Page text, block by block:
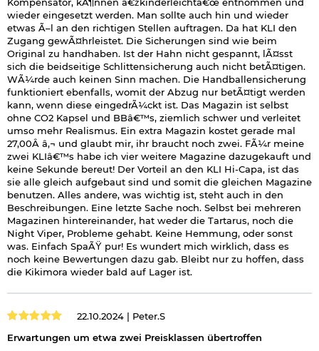
wieder eingesetzt werden. Man sollte auch hin und wieder
etwas Ã–l an den richtigen Stellen auftragen. Da hat KLI den
Zugang gewÃ¤hrleistet. Die Sicherungen sind wie beim
Original zu handhaben. Ist der Hahn nicht gespannt, lÃ¤sst
sich die beidseitige Schlittensicherung auch nicht betÃ¤tigen.
WÃ¼rde auch keinen Sinn machen. Die Handballensicherung
funktioniert ebenfalls, womit der Abzug nur betÃ¤tigt werden
kann, wenn diese eingedrÃ¼ckt ist. Das Magazin ist selbst
ohne CO2 Kapsel und BBâ€™s, ziemlich schwer und verleitet
umso mehr Realismus. Ein extra Magazin kostet gerade mal
27,00Â â‚¬ und glaubt mir, ihr braucht noch zwei. FÃ¼r meine
zwei KLIâ€™s habe ich vier weitere Magazine dazugekauft und
keine Sekunde bereut! Der Vorteil an den KLI Hi-Capa, ist das
sie alle gleich aufgebaut sind und somit die gleichen Magazine
benutzen. Alles andere, was wichtig ist, steht auch in den
Beschreibungen. Eine letzte Sache noch. Selbst bei mehreren
Magazinen hintereinander, hat weder die Tartarus, noch die
Night Viper, Probleme gehabt. Keine Hemmung, oder sonst
was. Einfach SpaÃŸ pur! Es wundert mich wirklich, dass es
noch keine Bewertungen dazu gab. Bleibt nur zu hoffen, dass
die Kikimora wieder bald auf Lager ist.
22.10.2024 | Peter.S
Erwartungen um etwa zwei Preisklassen übertroffen